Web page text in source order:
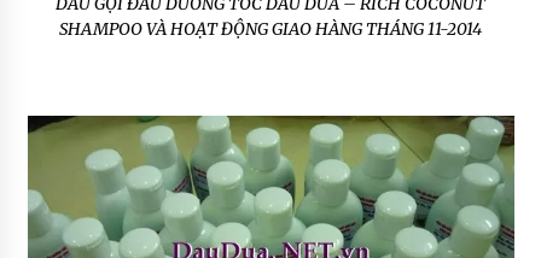
SHAMPOO VÀ HOẠT ĐỘNG GIAO HÀNG THÁNG 11-2014